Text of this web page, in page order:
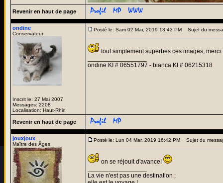
Revenir en haut de page
ondine
Conservateur
Inscrit le: 27 Mai 2007
Messages: 2208
Localisation: Haut-Rhin
Posté le: Sam 02 Mar, 2019 13:43 PM Sujet du
tout simplement superbes ces images,
ondine KI # 06551797 - bianca KI # 06215318
Revenir en haut de page
jouxjoux
Maître des Âges
Posté le: Lun 04 Mar, 2019 16:42 PM Sujet du
on se réjouit d'avance!
La vie n'est pas une destination ;